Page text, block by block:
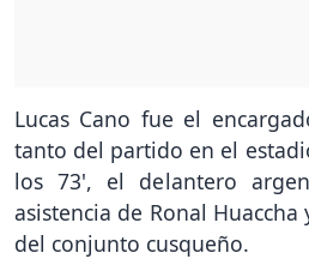
Lucas Cano fue el
tanto del partido en el
los 73', el delantero
asistencia de Ronal
del conjunto cusqueño.